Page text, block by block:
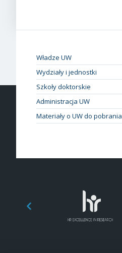
Władze UW
Wydziały i jednostki
Szkoły doktorskie
Administracja UW
Materiały o UW do pobrania